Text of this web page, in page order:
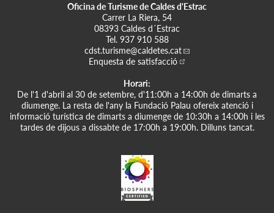
Oficina de Turisme de Caldes d'Estrac
Carrer La Riera, 54
08393 Caldes d´Estrac
Tel. 937 910 588
cdst.turisme@caldetes.cat
Enquesta de satisfacció
Horari:
De l'1 d'abril al 30 de setembre, d'11:00h a 14:00h de dimarts a
diumenge. La resta de l'any la Fundació Palau ofereix atenció i
informació turística de dimarts a diumenge de 10:30h a 14:00h i les
tardes de dijous a dissabte de 17:00h a 19:00h. Dilluns tancat.